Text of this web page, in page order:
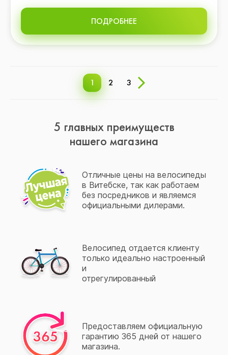
ПОДРОБНЕЕ
1 2 3
5 главных преимуществ
нашего магазина
Отличные цены на велосипеды
в Витебске, так как работаем
без посредников и являемся
официальными дилерами.
Велосипед отдается клиенту
только идеально настроенный
и
отрегулированный
Предоставляем официальную
гарантию 365 дней от нашего
магазина.